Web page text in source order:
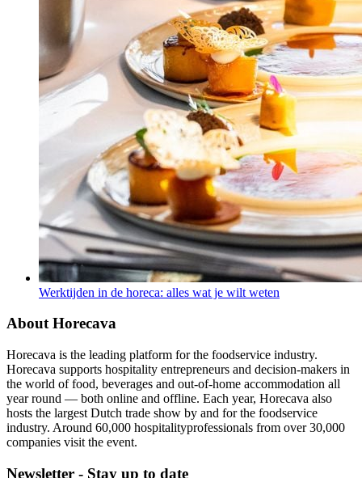
Werktijden in de horeca: alles wat je wilt weten
About Horecava
Horecava is the leading platform for the foodservice industry.
Horecava supports hospitality entrepreneurs and decision-makers in
the world of food, beverages and out-of-home accommodation all
year round — both online and offline. Each year, Horecava also
hosts the largest Dutch trade show by and for the foodservice
industry. Around 60,000 hospitalityprofessionals from over 30,000
companies visit the event.
Newsletter - Stay up to date